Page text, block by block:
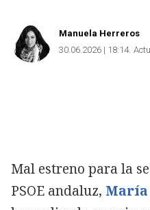
Manuela Herreros
30.06.2026 | 18:14
Mal estreno para la
PSOE andaluz, María